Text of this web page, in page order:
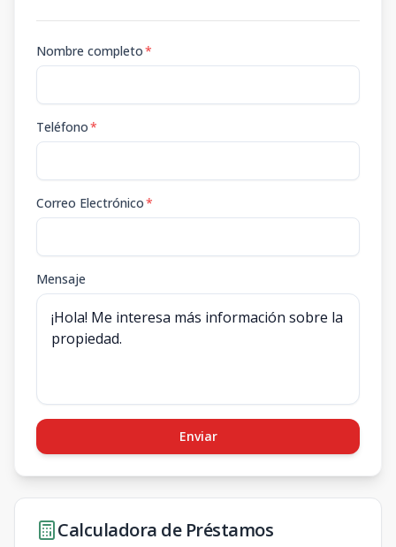
Nombre completo*
Teléfono*
Correo Electrónico*
Mensaje
Enviar
Calculadora de Préstamos